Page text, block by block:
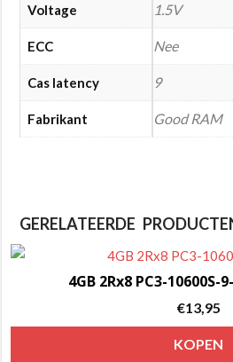
Voltage 1.5V
ECC Nee
Cas latency 9
Fabrikant Good RAM
GERELATEERDE
4GB 2Rx8 PC3-10600S-
€13,95
KOPEN